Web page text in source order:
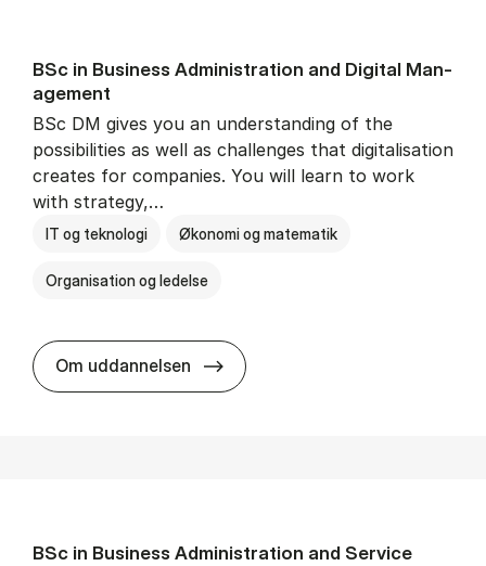
BSc in Busi­ness Ad­min­is­tra­tion and Di­git­al Man­
age­ment
BSc DM gives you an understanding of the
possibilities as well as challenges that digitalisation
creates for companies. You will learn to work
with strategy,…
IT og teknologi Økonomi og matematik
Organisation og ledelse
Om uddannelsen BSc in Busi­ness Ad­min­is­tra­tion
BSc in Busi­ness Ad­min­is­tra­tion and Ser­vice